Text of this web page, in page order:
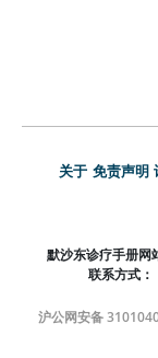
关于 免责声明
默沙东诊疗手册网
联系方式
沪公网安备